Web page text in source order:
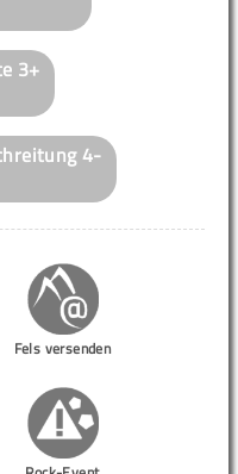
3+
4-
Fels versenden